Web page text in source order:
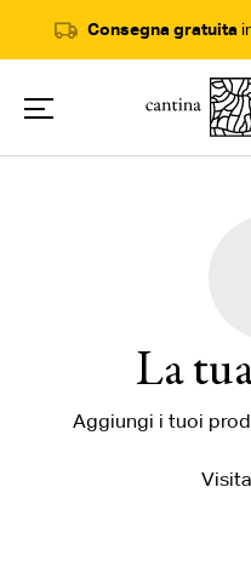
Consegna gratuita
La
Aggiungi i tuoi